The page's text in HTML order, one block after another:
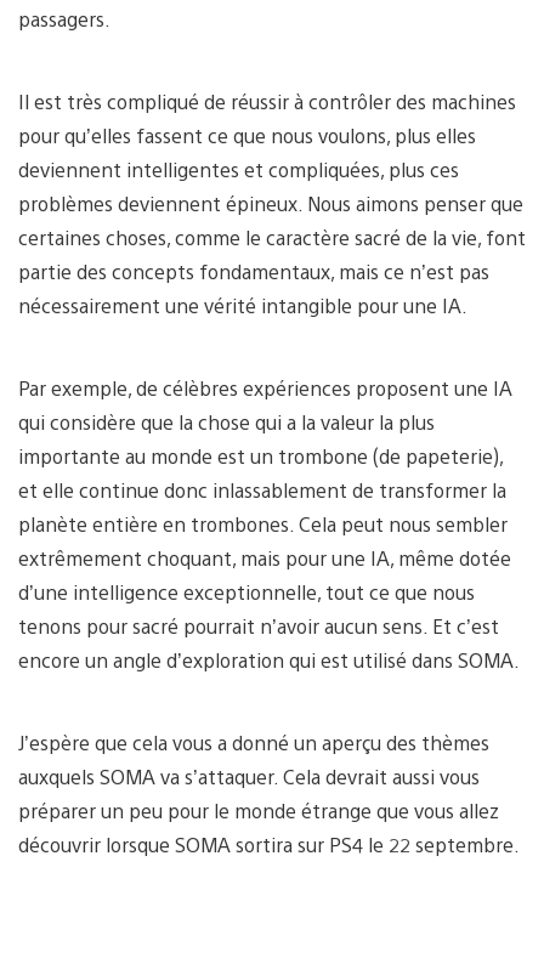
passagers.
Il est très compliqué de réussir à contrôler des machines
pour qu’elles fassent ce que nous voulons, plus elles
deviennent intelligentes et compliquées, plus ces
problèmes deviennent épineux. Nous aimons penser que
certaines choses, comme le caractère sacré de la vie, font
partie des concepts fondamentaux, mais ce n’est pas
nécessairement une vérité intangible pour une IA.
Par exemple, de célèbres expériences proposent une IA
qui considère que la chose qui a la valeur la plus
importante au monde est un trombone (de papeterie),
et elle continue donc inlassablement de transformer la
planète entière en trombones. Cela peut nous sembler
extrêmement choquant, mais pour une IA, même dotée
d’une intelligence exceptionnelle, tout ce que nous
tenons pour sacré pourrait n’avoir aucun sens. Et c’est
encore un angle d’exploration qui est utilisé dans SOMA.
J’espère que cela vous a donné un aperçu des thèmes
auxquels SOMA va s’attaquer. Cela devrait aussi vous
préparer un peu pour le monde étrange que vous allez
découvrir lorsque SOMA sortira sur PS4 le 22 septembre.